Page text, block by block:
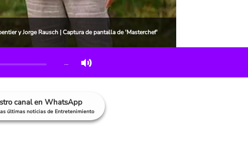
y Jorge Rausch | Captura de pantalla de 'Masterchef'
…
canal en WhatsApp
últimas noticias de Entretenimiento